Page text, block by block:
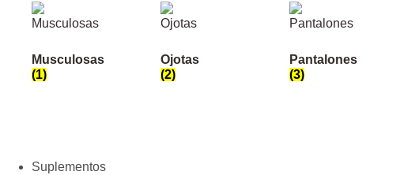
Musculosas
(1)
Ojotas
(2)
Pantalones
(3)
Suplementos